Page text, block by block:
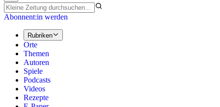
Abonnent:in werden
Rubriken
Orte
Themen
Autoren
Spiele
Podcasts
Videos
Rezepte